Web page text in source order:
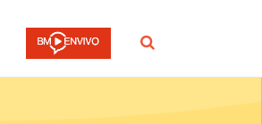
Buscar